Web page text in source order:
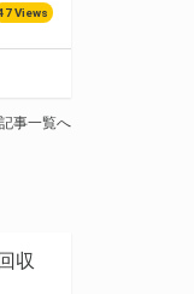
Views
事一覧へ
収